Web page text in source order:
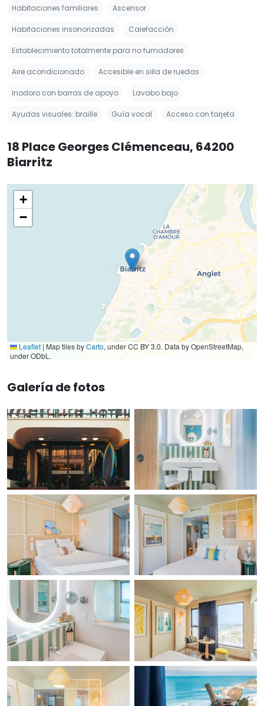
Habitaciones familiares Ascensor
Habitaciones insonorizadas Calefacción
Establecimiento totalmente para no fumadores
Aire acondicionado Accesible en silla de ruedas
Inodoro con barras de apoyo Lavabo bajo
Ayudas visuales: braille Guía vocal Acceso con tarjeta
18 Place Georges Clémenceau, 64200
Biarritz
+
−
Leaflet | Map tiles byCarto, under CC BY 3.0. Data by OpenStreetMap,
under ODbL.
Galería de fotos